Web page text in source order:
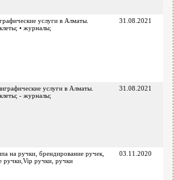
услуги в Алматы.
• журналы;
31.08.2021
услуги в Алматы.
- журналы;
31.08.2021
на ручки, брендирование ручек,
ручки,Vip ручки, ручки
03.11.2020